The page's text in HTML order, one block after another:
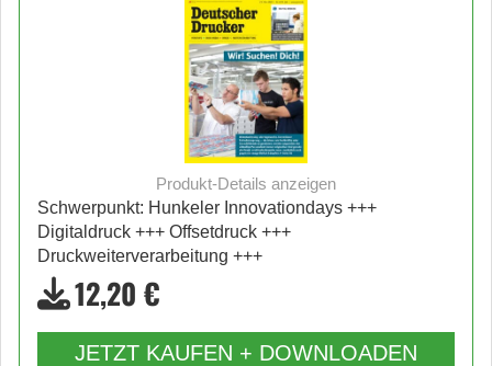
Produkt-Details anzeigen
Schwerpunkt: Hunkeler Innovationdays +++
Digitaldruck +++ Offsetdruck +++
Druckweiterverarbeitung +++
12,20 €
JETZT KAUFEN + DOWNLOADEN